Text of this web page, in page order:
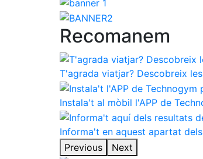
Recomanem
T'agrada viatjar? Descobreix
Instala't al mòbil l'APP de
Informa't en aquest apartat
Previous
Next